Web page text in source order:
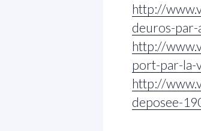
http://
deuros-
http://
port-par-la-
http://
deposee-